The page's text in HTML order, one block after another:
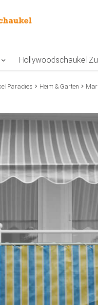
Hollywoodschaukel
Paradies Heim & Garten